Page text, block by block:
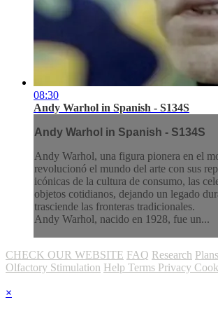
08:30
Andy Warhol in Spanish - S134S
Andy Warhol in Spanish - S134S
Andy Warhol, una figura pionera en el
revolucionó el mundo del arte con sus
icónicas de la cultura de consumo, las
objetos cotidianos, dejando un legado
trasciende las fronteras tradicionales.
Andy Warhol, nacido en 1928, fue un...
CHECK OUR WEBSITE FAQ Research Plans
Olfactory Stimulation Help Terms Privacy
×